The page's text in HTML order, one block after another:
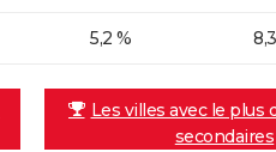
5,2 %
Les villes avec le plus
secondaires